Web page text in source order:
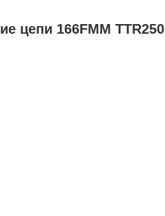
цепи 166FMM TTR250